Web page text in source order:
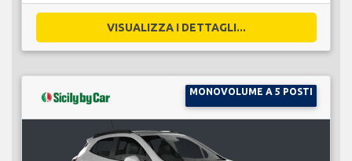
VISUALIZZA I DETTAGLI...
MONOVOLUME A 5 POSTI